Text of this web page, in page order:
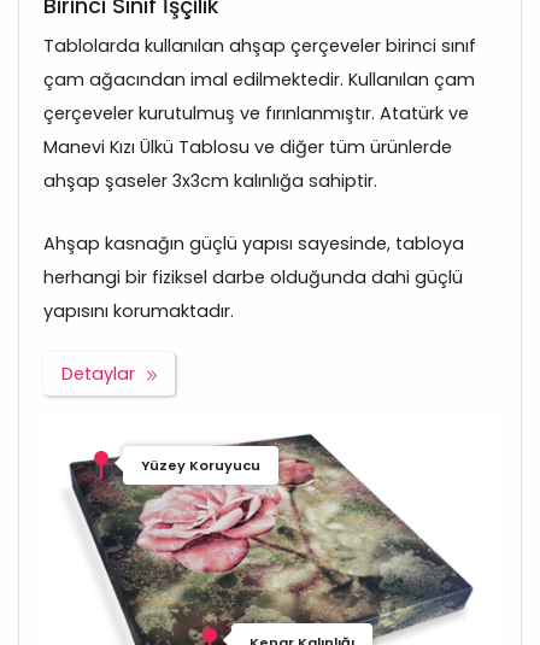
Birinci Sınıf İşçilik
Tablolarda kullanılan ahşap çerçeveler birinci sınıf
çam ağacından imal edilmektedir. Kullanılan çam
çerçeveler kurutulmuş ve fırınlanmıştır. Atatürk ve
Manevi Kızı Ülkü Tablosu ve diğer tüm ürünlerde
ahşap şaseler 3x3cm kalınlığa sahiptir.
Ahşap kasnağın güçlü yapısı sayesinde, tabloya
herhangi bir fiziksel darbe olduğunda dahi güçlü
yapısını korumaktadır.
Detaylar
Yüzey Koruyucu